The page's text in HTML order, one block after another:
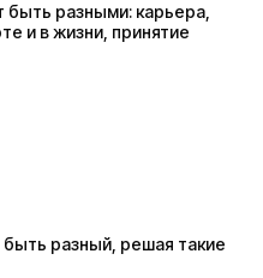
разными: карьера,
и в жизни, принятие
разный, решая такие